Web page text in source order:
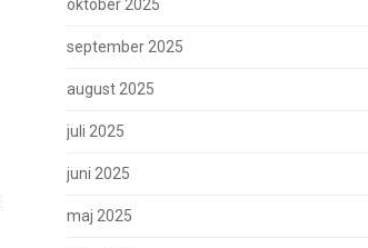
oktober 2025
september 2025
august 2025
juli 2025
juni 2025
maj 2025